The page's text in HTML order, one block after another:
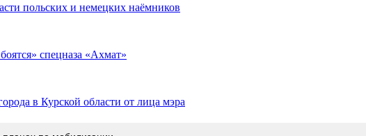
польских и немецких наёмников
спецназа «Ахмат»
в Курской области от лица мэра